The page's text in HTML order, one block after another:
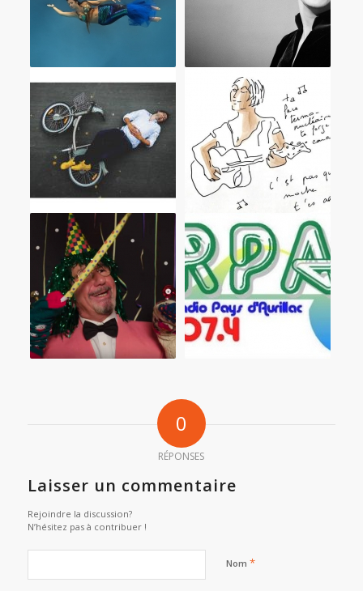
0
RÉPONSES
Laisser un commentaire
Rejoindre la discussion?
N’hésitez pas à contribuer !
Nom *